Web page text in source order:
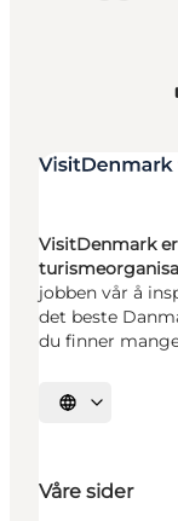
VisitDenmark
jobben vår å
det beste
du finner
Velg språk
Våre sider